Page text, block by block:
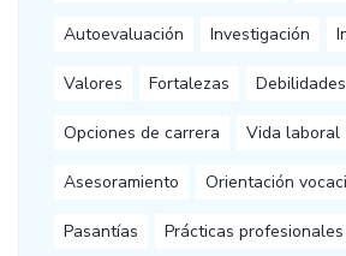
Autoevaluación Investigación
Valores Fortalezas Debilidades
Opciones de carrera Vida laboral
Asesoramiento Orientación
Pasantías Prácticas profesionales